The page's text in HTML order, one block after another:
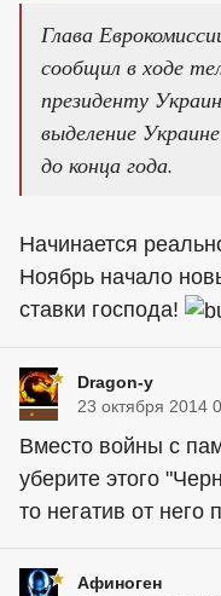
Глава
сообщил в ходе
президенту
выделение
до конца года.
Начинается
Ноябрь начало
ставки господа!
Dragon-y
23 октября 2014
Вместо войны с
уберите этого
то негатив от него
Афиноген